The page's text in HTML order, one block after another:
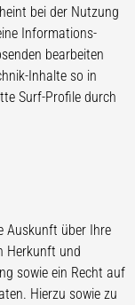
bei der Nutzung
Informations-
bearbeiten
Inhalte so in
Surf-Profile durch
Auskunft über Ihre
Herkunft und
sowie ein Recht auf
Hierzu sowie zu